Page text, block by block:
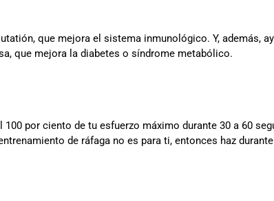
que mejora el sistema inmunológico. Y, además,
que mejora la diabetes o síndrome metabólico.
por ciento de tu esfuerzo máximo durante 30 a 60
de ráfaga no es para ti, entonces haz